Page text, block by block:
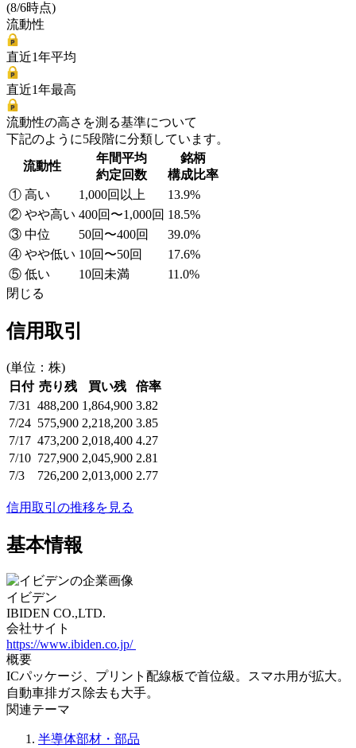
(8/6時点)
流動性
直近1年平均
直近1年最高
流動性の高さを測る基準について
下記のように5段階に分類しています。
流動性
年間平均
約定回数
銘柄
構成比率
① 高い
1,000回以上
13.9%
② やや高い 400回〜1,000回 18.5%
③ 中位
50回〜400回
39.0%
④ やや低い 10回〜50回
17.6%
⑤ 低い
10回未満
11.0%
閉じる
信用取引
(単位：株)
日付 売り残 買い残
倍率
7/31
488,200 1,864,900 3.82
7/24 575,900 2,218,200 3.85
7/17 473,200 2,018,400 4.27
7/10 727,900 2,045,900 2.81
7/3
726,200 2,013,000 2.77
信用取引の推移を見る
基本情報
イビデン
IBIDEN CO.,LTD.
会社サイト
https://www.ibiden.co.jp/
概要
ICパッケージ、プリント配線板で首位級。スマホ用が拡大。
自動車排ガス除去も大手。
関連テーマ
半導体部材・部品